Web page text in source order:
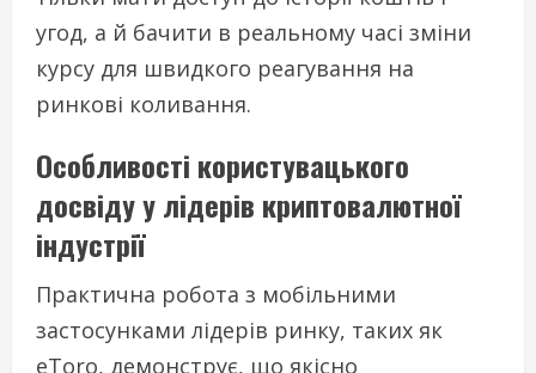
угод, а й бачити в реальному часі зміни
курсу для швидкого реагування на
ринкові коливання.
Особливості користувацького
досвіду у лідерів криптовалютної
індустрії
Практична робота з мобільними
застосунками лідерів ринку, таких як
eToro, демонструє, що якісно